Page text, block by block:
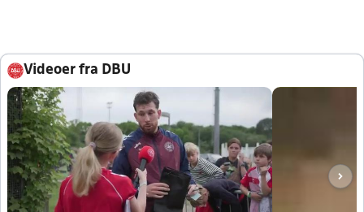
Videoer fra DBU